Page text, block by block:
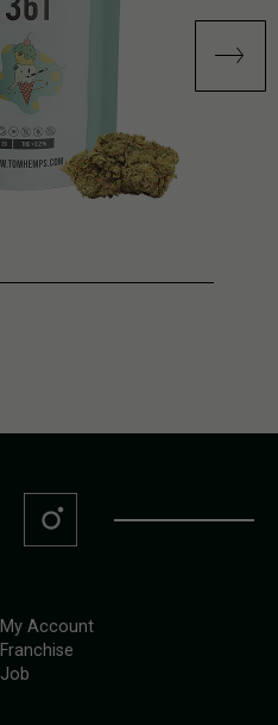
My Account
Franchise
Job